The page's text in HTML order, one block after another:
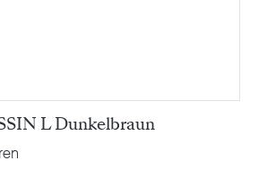
L Dunkelbraun